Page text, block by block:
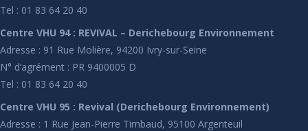
Tel : 01 83 64 20 40
Centre VHU 94 : REVIVAL – Derichebourg Environnement
Adresse : 91 Rue Molière, 94200 Ivry-sur-Seine
N° d’agrément : PR 9400005 D
Tel : 01 83 64 20 40
Centre VHU 95 : Revival (Derichebourg Environnement)
Adresse : 1 Rue Jean-Pierre Timbaud, 95100 Argenteuil